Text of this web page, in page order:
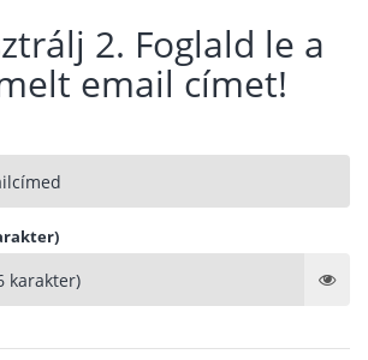
2. Foglald le a
email címet!